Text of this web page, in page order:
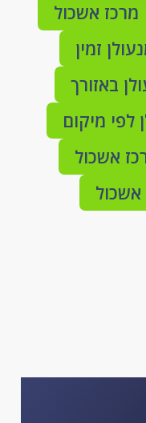
מרכז אשכול
זמין
באזורך
לפי מיקום
אשכול
אשכול